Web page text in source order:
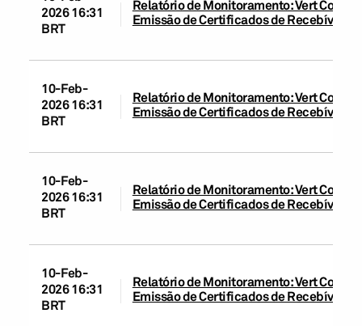
2026 16:31
BRT
Relatório de Monitoramento: Vert
Emissão de Certificados de Recebíveis
10-Feb-
2026 16:31
BRT
Relatório de Monitoramento: Vert
Emissão de Certificados de Recebíveis
10-Feb-
2026 16:31
BRT
Relatório de Monitoramento: Vert
Emissão de Certificados de Recebíveis
10-Feb-
2026 16:31
BRT
Relatório de Monitoramento: Vert
Emissão de Certificados de Recebíveis